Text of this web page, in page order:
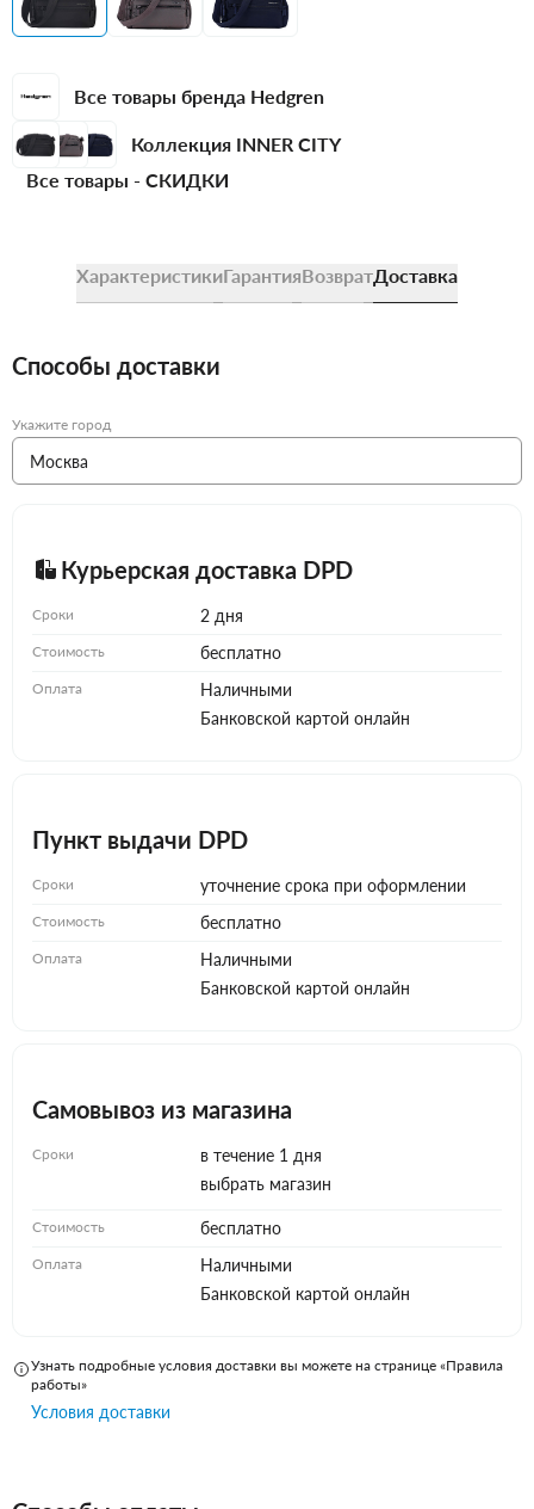
Все товары бренда Hedgren
Коллекция INNER CITY
Все товары - СКИДКИ
ХарактеристикиГарантияВозвратДоставка
Способы доставки
Укажите город
Курьерская доставка DPD
Сроки 2 дня
Стоимость бесплатно
Оплата
Наличными
Банковской картой онлайн
Пункт выдачи DPD
Сроки уточнение срока при оформлении
Стоимость бесплатно
Оплата
Наличными
Банковской картой онлайн
Самовывоз из магазина
Сроки
в течение 1 дня
выбрать магазин
Стоимость бесплатно
Оплата
Наличными
Банковской картой онлайн
Узнать подробные условия доставки вы можете на странице «Правила
работы»
Условия доставки